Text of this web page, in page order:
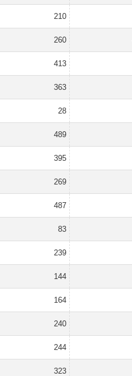
210
260
413
363
28
489
395
269
487
83
239
144
164
240
244
323